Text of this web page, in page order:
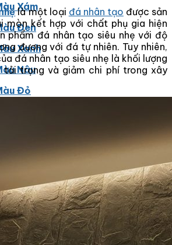
Xám
Đen
Xanh
Nâu
Đỏ
Đen
Đỏ
Vàng
là một loại đá nhân tạo được sản
mòn kết hợp với chất phụ gia hiện
phẩm đá nhân tạo siêu nhẹ với độ
đương với đá tự nhiên. Tuy nhiên,
đá nhân tạo siêu nhẹ là khối lượng
tải trọng và giảm chi phí trong xây